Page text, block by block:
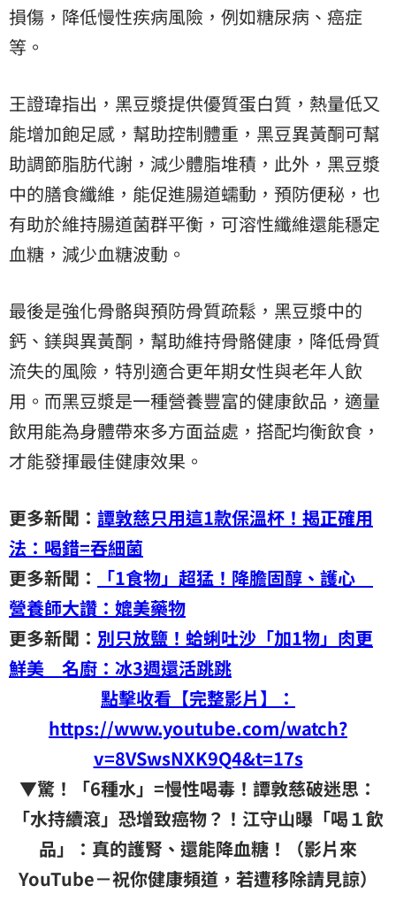
損傷，降低慢性疾病風險，例如糖尿病、癌症
等。
王證瑋指出，黑豆漿提供優質蛋白質，熱量低又
能增加飽足感，幫助控制體重，黑豆異黃酮可幫
助調節脂肪代謝，減少體脂堆積，此外，黑豆漿
中的膳食纖維，能促進腸道蠕動，預防便秘，也
有助於維持腸道菌群平衡，可溶性纖維還能穩定
血糖，減少血糖波動。
最後是強化骨骼與預防骨質疏鬆，黑豆漿中的
鈣、鎂與異黃酮，幫助維持骨骼健康，降低骨質
流失的風險，特別適合更年期女性與老年人飲
用。而黑豆漿是一種營養豐富的健康飲品，適量
飲用能為身體帶來多方面益處，搭配均衡飲食，
才能發揮最佳健康效果。
更多新聞： 譚敦慈只用這1款保溫杯！揭正確用
法：喝錯=吞細菌
更多新聞：
「1食物」超猛！降膽固醇、護心
營養師大讚：媲美藥物
更多新聞： 別只放鹽！蛤蜊吐沙「加1物」肉更
鮮美 名廚：冰3週還活跳跳
點擊收看【完整影片】：
https://www.youtube.com/watch?
v=8VSwsNXK9Q4&t=17s
▼驚！「6種水」=慢性喝毒！譚敦慈破迷思：
「水持續滾」恐增致癌物？！江守山曝「喝１飲
品」：真的護腎、還能降血糖！（影片來
YouTube－祝你健康頻道，若遭移除請見諒）